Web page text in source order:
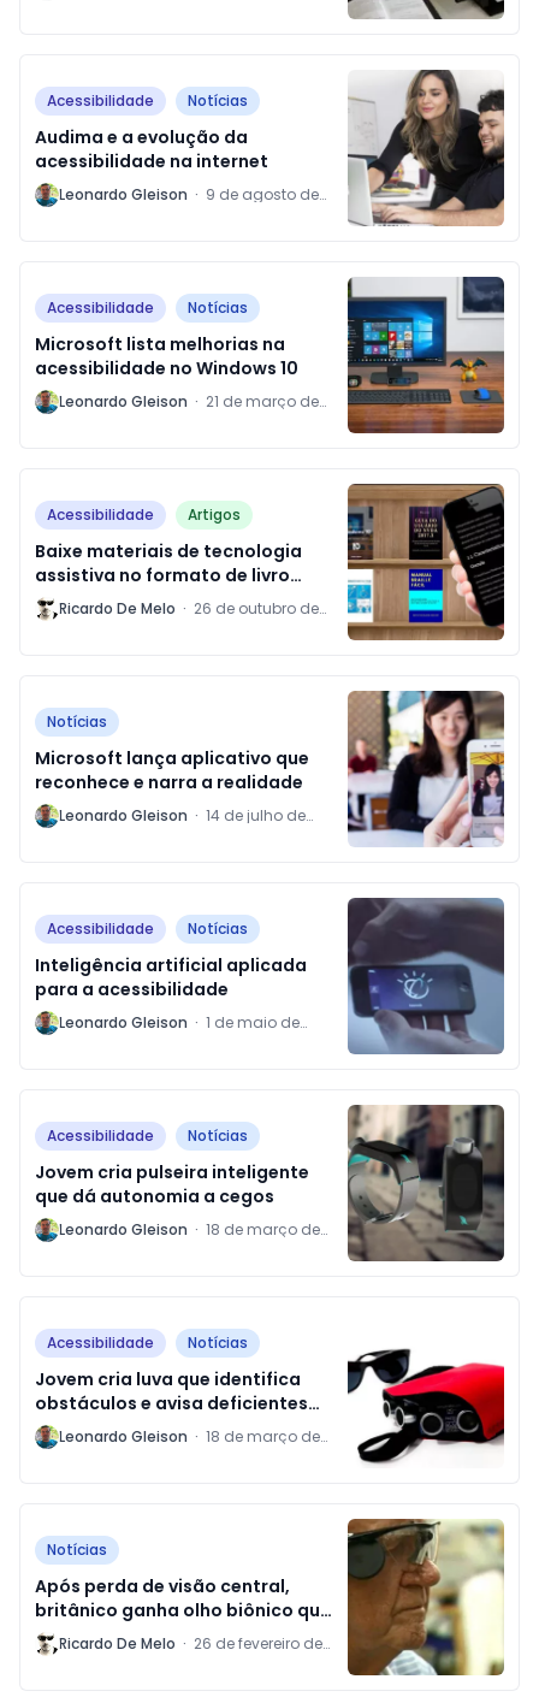
Acessibilidade Notícias
Audima e a evolução da
acessibilidade na internet
L Leonardo Gleison · 9 de agosto de
Acessibilidade Notícias
Microsoft lista melhorias na
acessibilidade no Windows 10
L Leonardo Gleison · 21 de março de
Acessibilidade Artigos
Baixe materiais de tecnologia
assistiva no formato de livro
digital epub
R Ricardo De Melo · 26 de outubro de
Notícias
Microsoft lança aplicativo que
reconhece e narra a realidade
L Leonardo Gleison · 14 de julho de
Acessibilidade Notícias
Inteligência artificial aplicada
para a acessibilidade
L Leonardo Gleison · 1 de maio de
Acessibilidade Notícias
Jovem cria pulseira inteligente
que dá autonomia a cegos
L Leonardo Gleison · 18 de março de
Acessibilidade Notícias
Jovem cria luva que identifica
obstáculos e avisa deficientes
visuais
L Leonardo Gleison · 18 de março de
Notícias
Após perda de visão central,
britânico ganha olho biônico que
permite enxergar até de olhos
fechados
R Ricardo De Melo · 26 de fevereiro de